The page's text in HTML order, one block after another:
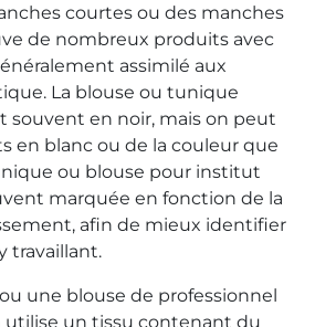
courtes ou des manches
de nombreux produits avec
assimilé aux
La blouse ou tunique
souvent en noir, mais on peut
en blanc ou de la couleur que
ou blouse pour institut
marquée en fonction de la
afin de mieux identifier
travaillant.
une blouse de professionnel
utilise un tissu contenant du